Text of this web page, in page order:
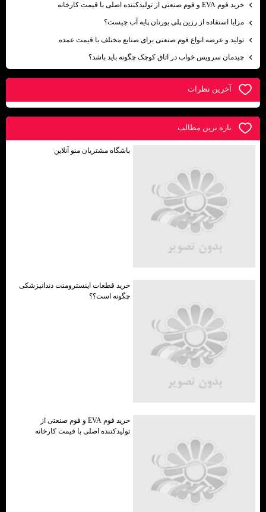
خرید فوم EVA و فوم صنعتی از تولیدکننده اصلی با قیمت کارخانه
مزایا استفاده از رزین پلی یورتان پایه آب چیست؟
تولید و عرضه انواع فوم صنعتی برای صنایع مختلف با قیمت عمده
چیدمان سرویس خواب در اتاق کوچک چگونه باید باشد؟
آخرين نظرات
تازه ترين مطالب
باشگاه مشتریان منو آنلاین
خرید قطعات اینسترومنت دندانپزشکی
چگونه است؟؟
خرید فوم EVA و فوم صنعتی از
تولیدکننده اصلی با قیمت کارخانه